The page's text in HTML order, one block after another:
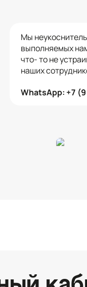
Мы
выполняемых
что- то не
наших
WhatsApp: +7